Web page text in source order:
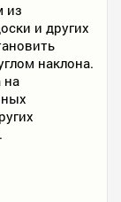
из
и других
наклона.
на